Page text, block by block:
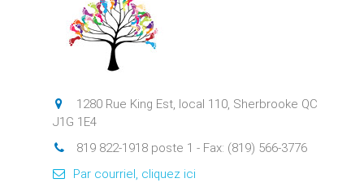
1280 Rue King Est, local 110, Sherbrooke QC
J1G 1E4
819 822-1918 poste 1 - Fax: (819) 566-3776
Par courriel, cliquez ici